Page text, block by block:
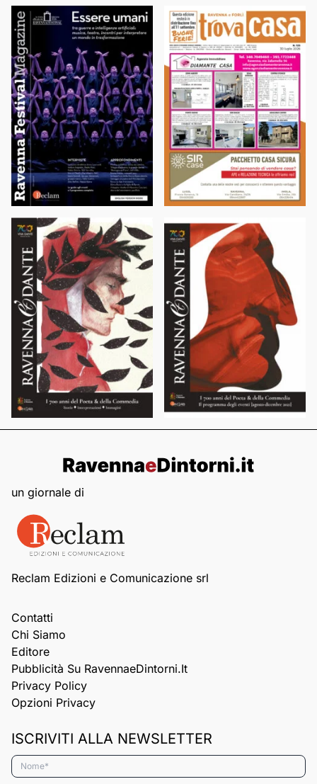
un giornale di
Reclam Edizioni e Comunicazione srl
Contatti
Chi Siamo
Editore
Pubblicità Su RavennaeDintorni.it
Privacy Policy
Opzioni Privacy
ISCRIVITI ALLA NEWSLETTER
Nome*